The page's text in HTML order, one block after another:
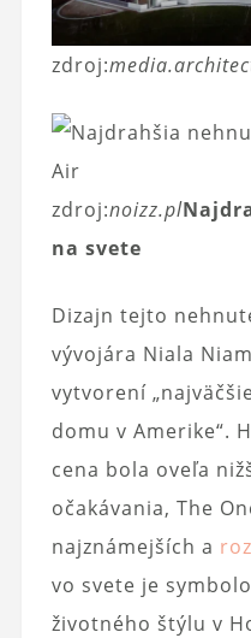
zdroj:
zdroj:noizz.pl
na svete
Dizajn tejto
vývojára Niala
vytvorení
domu v Amerike“.
cena bola oveľa
očakávania, The
najznámejších a
vo svete je
životného štýlu v